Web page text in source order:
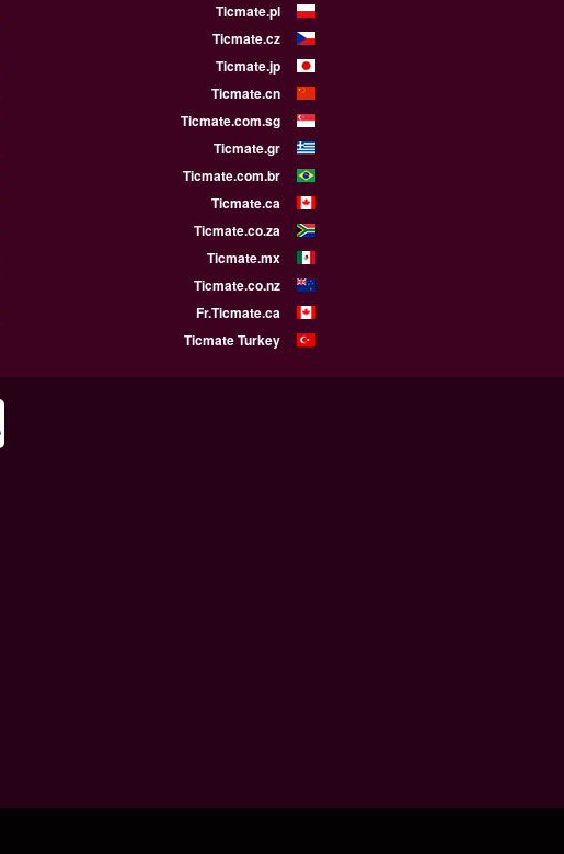
Ticmate.pl
Ticmate.cz
Ticmate.jp
Ticmate.cn
Ticmate.com.sg
Ticmate.gr
Ticmate.com.br
Ticmate.ca
Ticmate.co.za
Ticmate.mx
Ticmate.co.nz
Fr.Ticmate.ca
Ticmate Turkey